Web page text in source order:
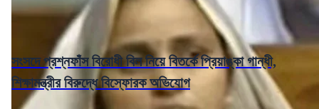
সংসদে প্রশ্নফাঁস বিরোধী বিল নিয়ে বিতর্কে প্রিয়াঙ্কা গান্ধী,
শিক্ষামন্ত্রীর বিরুদ্ধে বিস্ফোরক অভিযোগ